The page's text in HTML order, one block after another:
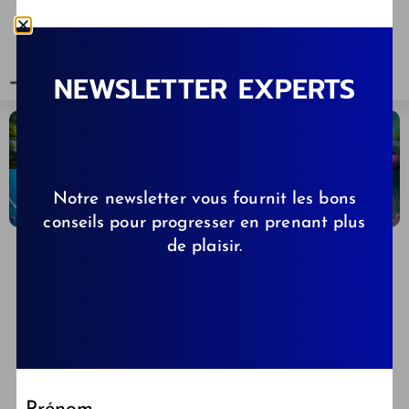
NEWSLETTER EXPERTS
Notre newsletter vous fournit les bons
conseils pour progresser en prenant plus
de plaisir.